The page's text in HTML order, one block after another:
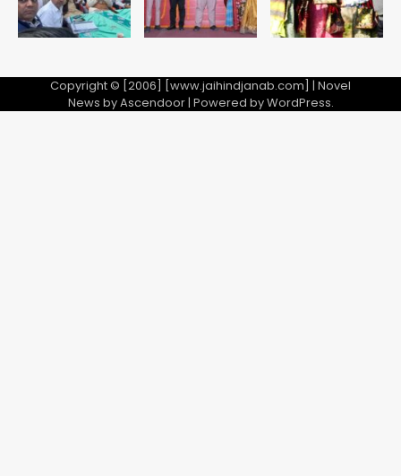
Copyright © [2006] [www.jaihindjanab.com] | Novel
News byAscendoor| Powered byWordPress.